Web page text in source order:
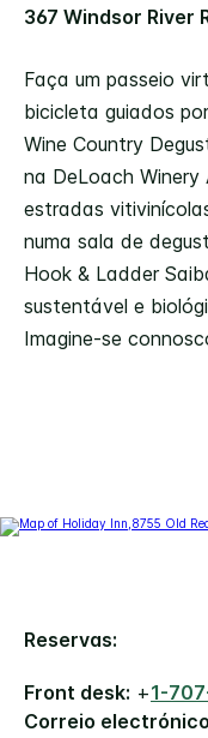
367 Windsor River
Faça um passeio
bicicleta guiados
Wine Country
na DeLoach
estradas
numa sala de
Hook & Ladder
sustentável e
Imagine-se
Reservas:
Front desk: +1-
Correio